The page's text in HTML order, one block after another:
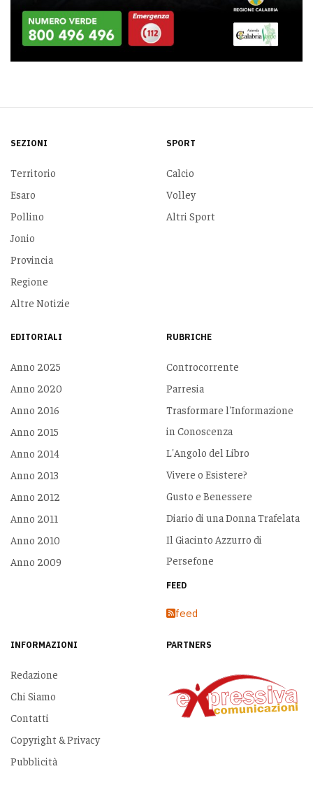
SEZIONI
Territorio
Esaro
Pollino
Jonio
Provincia
Regione
Altre Notizie
SPORT
Calcio
Volley
Altri Sport
EDITORIALI
Anno 2025
Anno 2020
Anno 2016
Anno 2015
Anno 2014
Anno 2013
Anno 2012
Anno 2011
Anno 2010
Anno 2009
RUBRICHE
Controcorrente
Parresia
Trasformare l'Informazione
in Conoscenza
L'Angolo del Libro
Vivere o Esistere?
Gusto e Benessere
Diario di una Donna Trafelata
Il Giacinto Azzurro di
Persefone
FEED
feed
INFORMAZIONI
Redazione
Chi Siamo
Contatti
Copyright & Privacy
Pubblicità
PARTNERS